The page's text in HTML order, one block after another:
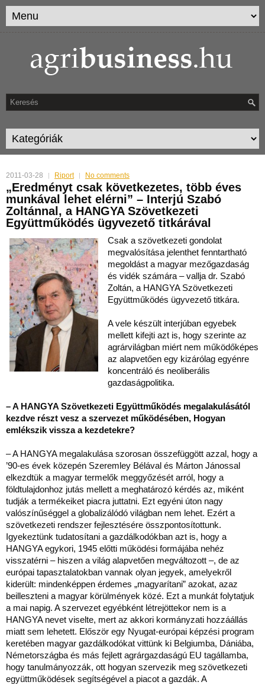
2011-03-28 Riport No comments
„Eredményt csak következetes, több éves
munkával lehet elérni” – Interjú Szabó
Zoltánnal, a HANGYA Szövetkezeti
Együttműködés ügyvezető titkárával
Csak a szövetkezeti gondolat
megvalósítása jelenthet fenntartható
megoldást a magyar mezőgazdaság
és vidék számára – vallja dr. Szabó
Zoltán, a HANGYA Szövetkezeti
Együttműködés ügyvezető titkára.
A vele készült interjúban egyebek
mellett kifejti azt is, hogy szerinte az
agrárvilágban miért nem működőképes
az alapvetően egy kizárólag egyénre
koncentráló és neoliberális
gazdaságpolitika.
– A HANGYA Szövetkezeti Együttműködés megalakulásától
kezdve részt vesz a szervezet működésében, Hogyan
emlékszik vissza a kezdetekre?
– A HANGYA megalakulása szorosan összefüggött azzal, hogy a
’90-es évek közepén Szeremley Bélával és Márton Jánossal
elkezdtük a magyar termelők meggyőzését arról, hogy a
földtulajdonhoz jutás mellett a meghatározó kérdés az, miként
tudják a termékeiket piacra juttatni. Ezt egyéni úton nagy
valószínűséggel a globalizálódó világban nem lehet. Ezért a
szövetkezeti rendszer fejlesztésére összpontosítottunk.
Igyekeztünk tudatosítani a gazdálkodókban azt is, hogy a
HANGYA egykori, 1945 előtti működési formájába nehéz
visszatérni – hiszen a világ alapvetően megváltozott –, de az
európai tapasztalatokban vannak olyan jegyek, amelyekről
kiderült: mindenképpen érdemes „magyarítani” azokat, azaz
beilleszteni a magyar körülmények közé. Ezt a munkát folytatjuk
a mai napig. A szervezet egyébként létrejöttekor nem is a
HANGYA nevet viselte, mert az akkori kormányzati hozzáállás
miatt sem lehetett. Először egy Nyugat-európai képzési program
keretében magyar gazdálkodókat vittünk ki Belgiumba, Dániába,
Németországba és más fejlett agrárgazdaságú EU tagállamba,
hogy tanulmányozzák, ott hogyan szervezik meg szövetkezeti
együttműködések segítségével a piacot a gazdák. A